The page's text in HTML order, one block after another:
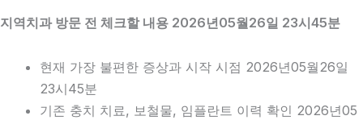
지역치과 방문 전 체크할 내용 2026년05월26일 23시45분
현재 가장 불편한 증상과 시작 시점 2026년05월26일
23시45분
기존 충치 치료, 보철물, 임플란트 이력 확인 2026년05